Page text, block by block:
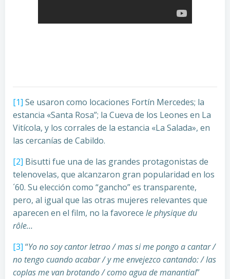
[1] Se usaron como locaciones Fortín Mercedes; la
estancia «Santa Rosa”; la Cueva de los Leones en La
Vitícola, y los corrales de la estancia «La Salada», en
las cercanías de Cabildo.
[2] Bisutti fue una de las grandes protagonistas de
telenovelas, que alcanzaron gran popularidad en los
´60. Su elección como “gancho” es transparente,
pero, al igual que las otras mujeres relevantes que
aparecen en el film, no la favorece le physique du
rôle…
[3] “Yo no soy cantor letrao / mas si me pongo a cantar /
no tengo cuando acabar / y me envejezco cantando: / las
coplas me van brotando / como agua de manantial”